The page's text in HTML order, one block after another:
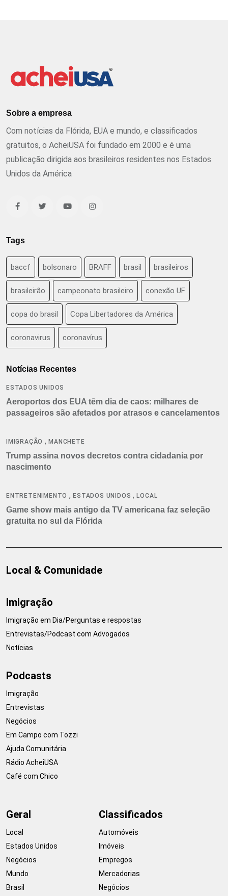
Sobre a empresa
Com notícias da Flórida, EUA e mundo, e classificados
gratuitos, o AcheiUSA foi fundado em 2000 e é uma
publicação dirigida aos brasileiros residentes nos Estados
Unidos da América
Tags
baccf bolsonaro BRAFF brasil brasileiros
brasileirão campeonato brasileiro conexão UF
copa do brasil Copa Libertadores da América
coronavirus coronavírus
Notícias Recentes
ESTADOS UNIDOS
Aeroportos dos EUA têm dia de caos: milhares de
passageiros são afetados por atrasos e cancelamentos
IMIGRAÇÃO ,MANCHETE
Trump assina novos decretos contra cidadania por
nascimento
ENTRETENIMENTO ,ESTADOS UNIDOS ,LOCAL
Game show mais antigo da TV americana faz seleção
gratuita no sul da Flórida
Local & Comunidade
Imigração
Imigração em Dia/Perguntas e respostas
Entrevistas/Podcast com Advogados
Notícias
Podcasts
Imigração
Entrevistas
Negócios
Em Campo com Tozzi
Ajuda Comunitária
Rádio AcheiUSA
Café com Chico
Geral
Local
Estados Unidos
Negócios
Mundo
Brasil
Classificados
Automóveis
Imóveis
Empregos
Mercadorias
Negócios